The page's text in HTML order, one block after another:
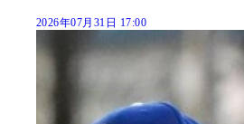
2026年07月31日 17:00